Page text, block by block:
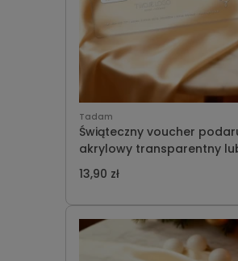
Tadam
Świąteczny voucher
akrylowy transparentny lub
13,90 zł